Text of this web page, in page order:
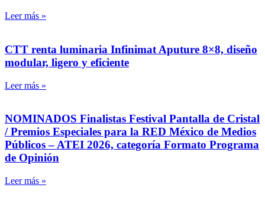
Leer más »
CTT renta luminaria Infinimat Aputure 8×8, diseño
modular, ligero y eficiente
Leer más »
NOMINADOS Finalistas Festival Pantalla de Cristal
/ Premios Especiales para la RED México de Medios
Públicos – ATEI 2026, categoría Formato Programa
de Opinión
Leer más »